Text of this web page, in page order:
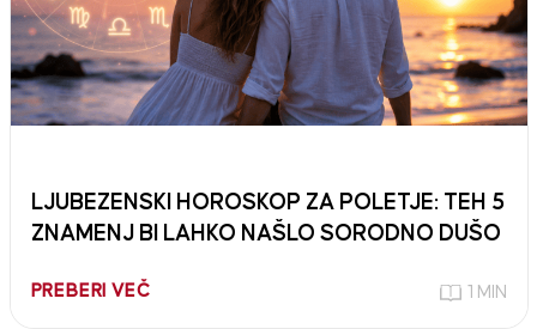
LJUBEZENSKI HOROSKOP ZA POLETJE: TEH 5
ZNAMENJ BI LAHKO NAŠLO SORODNO DUŠO
PREBERI VEČ 1 MIN